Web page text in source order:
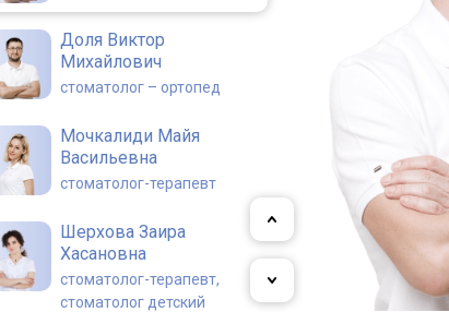
Доля Виктор
Михайлович
стоматолог – ортопед
Мочкалиди Майя
Васильевна
стоматолог-терапевт
Шерхова Заира
Хасановна
стоматолог-терапевт,
стоматолог детский